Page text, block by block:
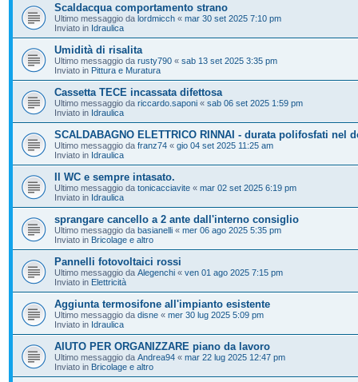
Scaldacqua comportamento strano
Ultimo messaggio da lordmicch « mar 30 set 2025 7:10 pm
Inviato in Idraulica
Umidità di risalita
Ultimo messaggio da rusty790 « sab 13 set 2025 3:35 pm
Inviato in Pittura e Muratura
Cassetta TECE incassata difettosa
Ultimo messaggio da riccardo.saponi « sab 06 set 2025 1:59 pm
Inviato in Idraulica
SCALDABAGNO ELETTRICO RINNAI - durata polifosfati nel
Ultimo messaggio da franz74 « gio 04 set 2025 11:25 am
Inviato in Idraulica
Il WC e sempre intasato.
Ultimo messaggio da tonicacciavite « mar 02 set 2025 6:19 pm
Inviato in Idraulica
sprangare cancello a 2 ante dall'interno consiglio
Ultimo messaggio da basianelli « mer 06 ago 2025 5:35 pm
Inviato in Bricolage e altro
Pannelli fotovoltaici rossi
Ultimo messaggio da Alegenchi « ven 01 ago 2025 7:15 pm
Inviato in Elettricità
Aggiunta termosifone all'impianto esistente
Ultimo messaggio da disne « mer 30 lug 2025 5:09 pm
Inviato in Idraulica
AIUTO PER ORGANIZZARE piano da lavoro
Ultimo messaggio da Andrea94 « mar 22 lug 2025 12:47 pm
Inviato in Bricolage e altro